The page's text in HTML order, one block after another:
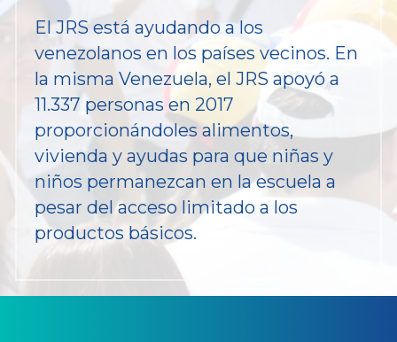
El JRS está ayudando a los
venezolanos en los países vecinos. En
la misma Venezuela, el JRS apoyó a
11.337 personas en 2017
proporcionándoles alimentos,
vivienda y ayudas para que niñas y
niños permanezcan en la escuela a
pesar del acceso limitado a los
productos básicos.